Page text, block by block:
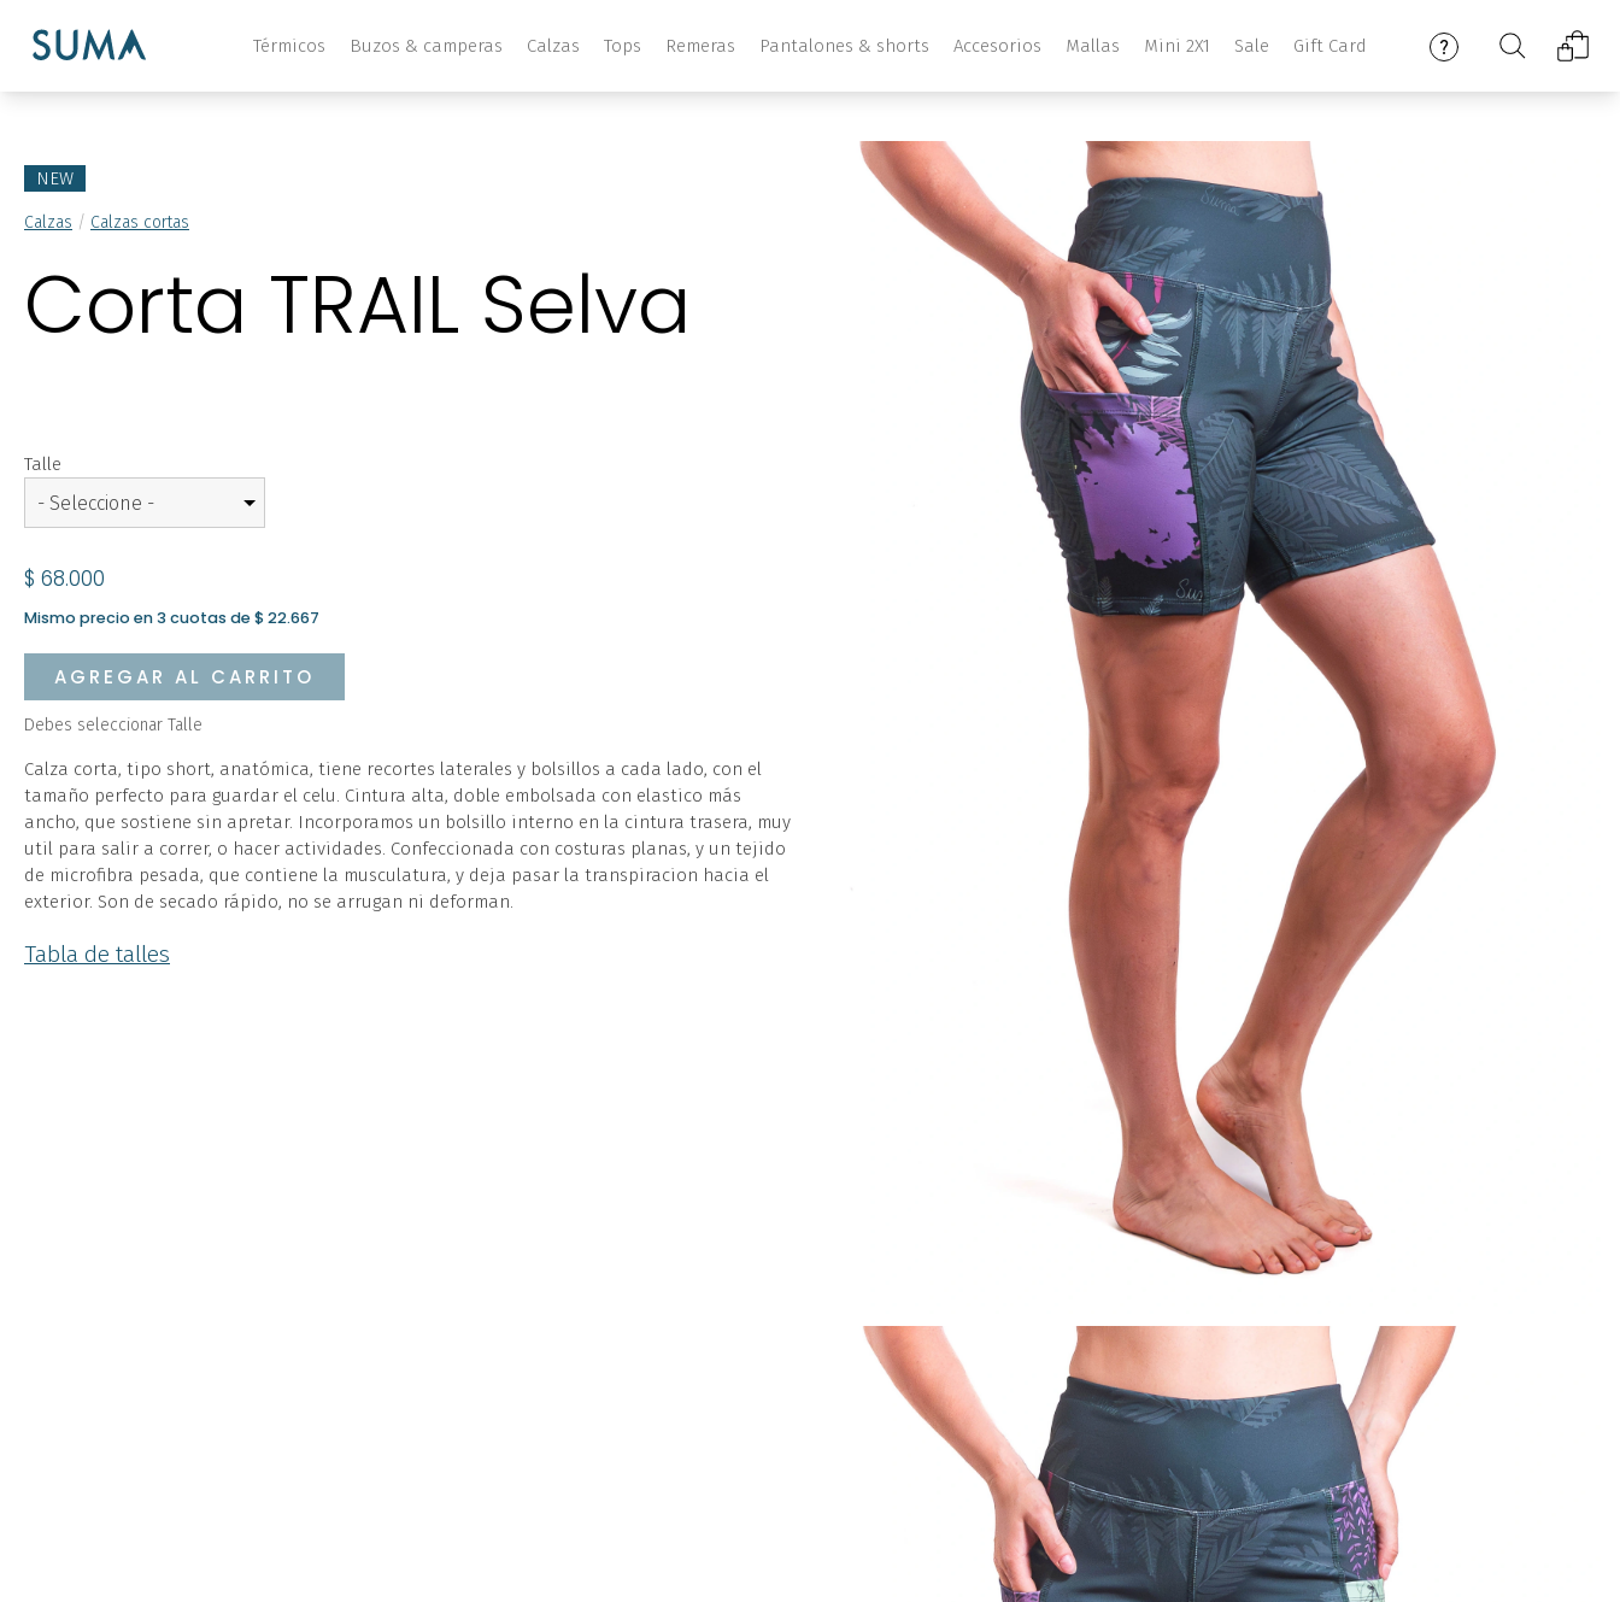
Térmicos Buzos & camperas Calzas Tops Remeras Pantalones & shorts Accesorios Mallas Mini 2X1 Sale Gift Card
NEW
Calzas / Calzas cortas
Corta TRAIL Selva
Talle
$ 68.000
Mismo precio en 3 cuotas de $ 22.667
AGREGAR AL CARRITO
Debes seleccionar Talle
Calza corta, tipo short, anatómica, tiene recortes laterales y bolsillos a cada lado, con el
tamaño perfecto para guardar el celu. Cintura alta, doble embolsada con elastico más
ancho, que sostiene sin apretar. Incorporamos un bolsillo interno en la cintura trasera, muy
util para salir a correr, o hacer actividades. Confeccionada con costuras planas, y un tejido
de microfibra pesada, que contiene la musculatura, y deja pasar la transpiracion hacia el
exterior. Son de secado rápido, no se arrugan ni deforman.
Tabla de talles